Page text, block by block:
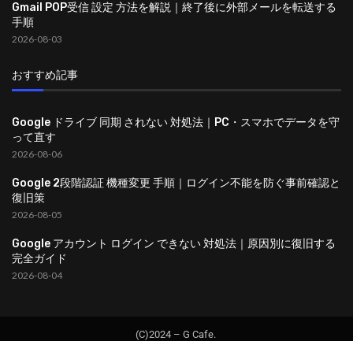
Gmail POP受信 設定 方法を解説｜終了後に外部メールを転送する
手順
2026-08-03
おすすめ記事
Google ドライブ 同期 されない 対処法｜PC・スマホでデータを守
って直す
2026-08-06
Google 2段階認証 機種変更 手順｜ログイン不能を防ぐ事前確認と
復旧策
2026-08-05
Google アカウント ログイン できない 対処法｜原因別に復旧する
完全ガイド
2026-08-04
(C)2024 – G Cafe.